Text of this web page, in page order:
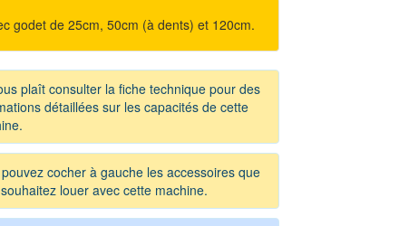
godet de 25cm, 50cm (à dents) et 120cm.
plaît consulter la fiche technique pour des
détaillées sur les capacités de cette
cocher à gauche les accessoires que
louer avec cette machine.